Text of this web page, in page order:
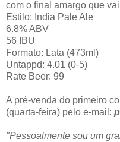
com o final amargo que
Estilo: India Pale Ale
6.8% ABV
56 IBU
Formato: Lata (473ml)
Untappd: 4.01 (0-5)
Rate Beer: 99
A pré-venda do primeiro
(quarta-feira) pelo e-mail:
"Pessoalmente sou um